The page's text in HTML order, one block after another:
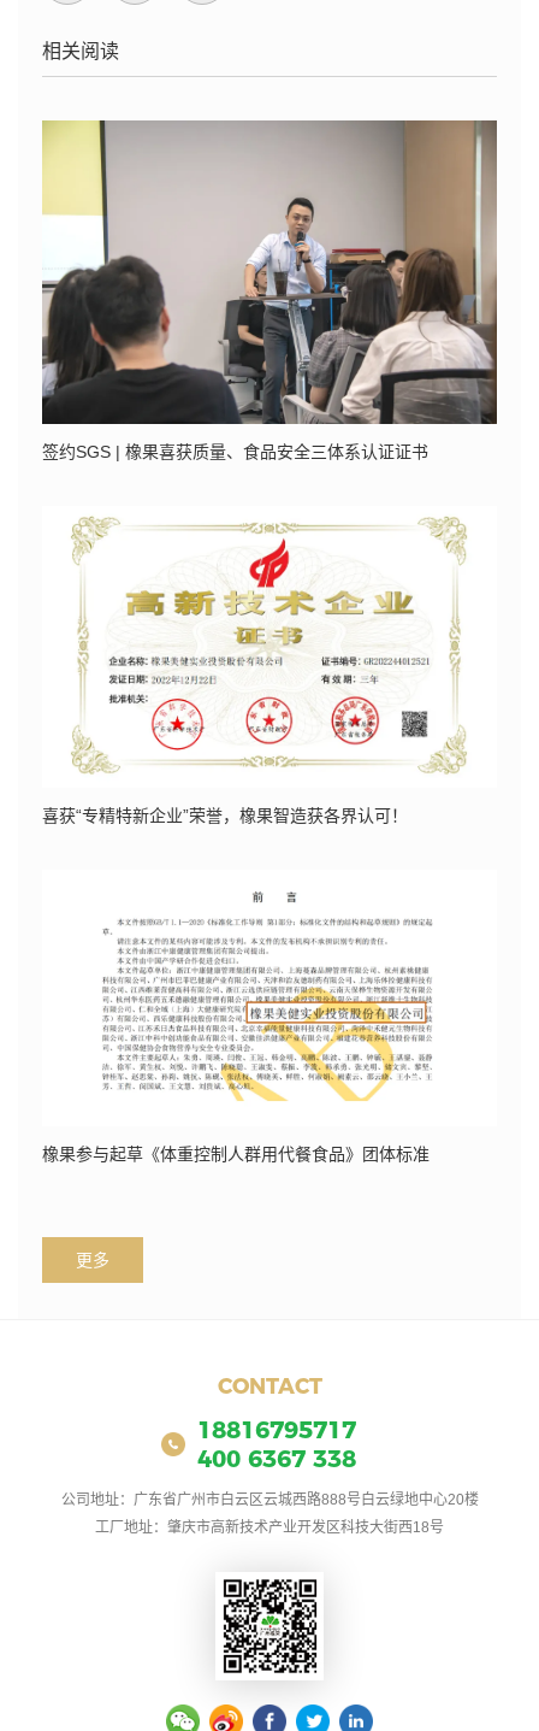
相关阅读
签约SGS | 橡果喜获质量、食品安全三体系认证证书
喜获“专精特新企业”荣誉，橡果智造获各界认可！
橡果参与起草《体重控制人群用代餐食品》团体标准
更多
CONTACT
18816795717
400 6367 338
公司地址：广东省广州市白云区云城西路888号白云绿地中心20楼
工厂地址：肇庆市高新技术产业开发区科技大街西18号